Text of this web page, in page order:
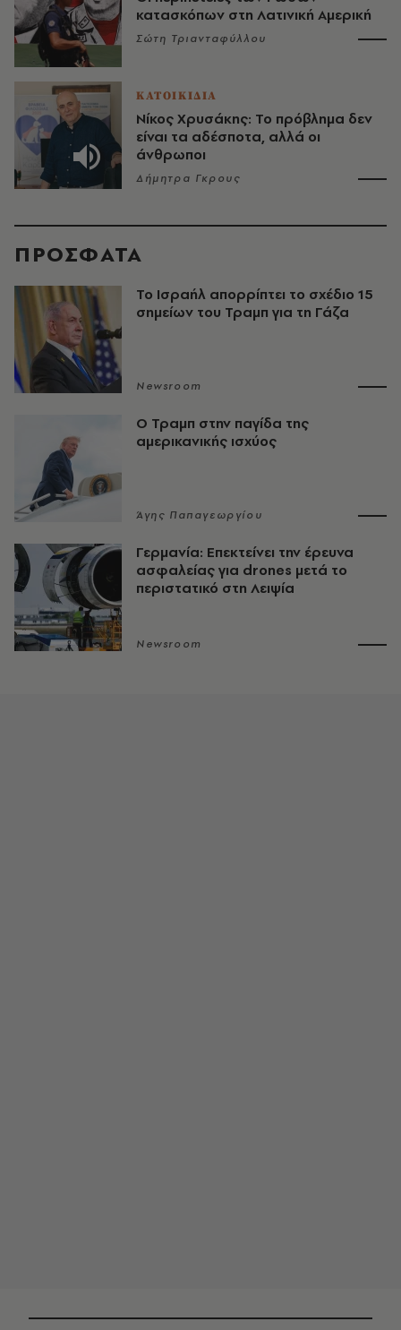
κατασκόπων στη Λατινική Αμερική
Σώτη Τριανταφύλλου
ΚΑΤΟΙΚΙΔΙΑ
Νίκος Χρυσάκης: Το πρόβλημα δεν
είναι τα αδέσποτα, αλλά οι
άνθρωποι
Δήμητρα Γκρους
ΠΡΟΣΦΑΤΑ
Το Ισραήλ απορρίπτει το σχέδιο 15
σημείων του Τραμπ για τη Γάζα
Newsroom
Ο Τραμπ στην παγίδα της
αμερικανικής ισχύος
Άγης Παπαγεωργίου
Γερμανία: Επεκτείνει την έρευνα
ασφαλείας για drones μετά το
περιστατικό στη Λειψία
Newsroom